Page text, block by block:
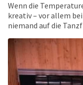
Wenn die
kreativ – vor allem
niemand auf die